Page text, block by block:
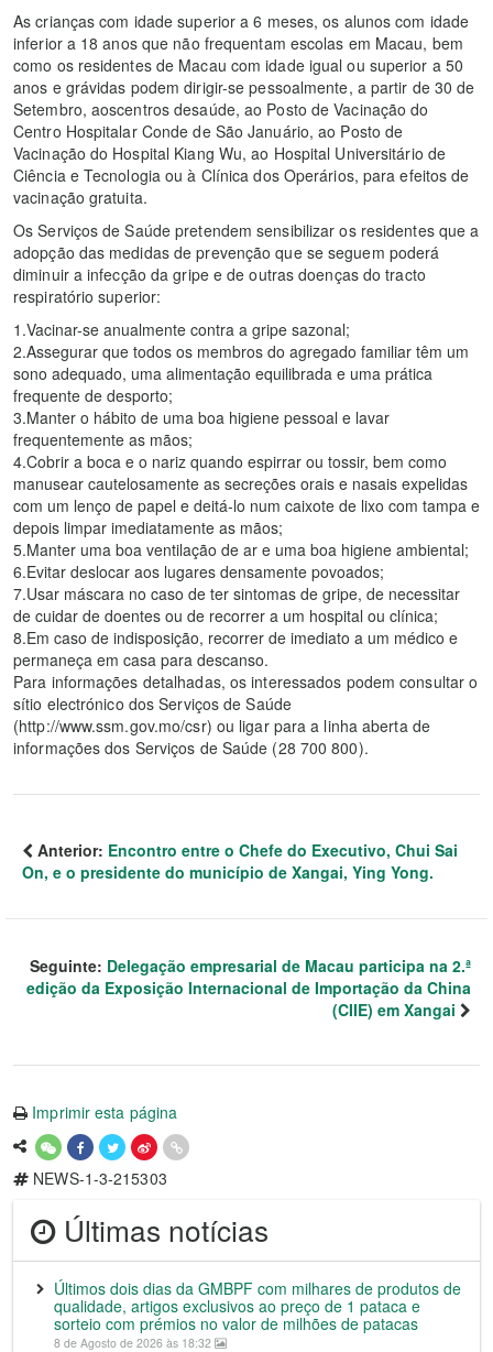
As crianças com idade superior a 6 meses, os alunos com idade
inferior a 18 anos que não frequentam escolas em Macau, bem
como os residentes de Macau com idade igual ou superior a 50
anos e grávidas podem dirigir-se pessoalmente, a partir de 30 de
Setembro, aoscentros desaúde, ao Posto de Vacinação do
Centro Hospitalar Conde de São Januário, ao Posto de
Vacinação do Hospital Kiang Wu, ao Hospital Universitário de
Ciência e Tecnologia ou à Clínica dos Operários, para efeitos de
vacinação gratuita.
Os Serviços de Saúde pretendem sensibilizar os residentes que a
adopção das medidas de prevenção que se seguem poderá
diminuir a infecção da gripe e de outras doenças do tracto
respiratório superior:
1.Vacinar-se anualmente contra a gripe sazonal;
2.Assegurar que todos os membros do agregado familiar têm um
sono adequado, uma alimentação equilibrada e uma prática
frequente de desporto;
3.Manter o hábito de uma boa higiene pessoal e lavar
frequentemente as mãos;
4.Cobrir a boca e o nariz quando espirrar ou tossir, bem como
manusear cautelosamente as secreções orais e nasais expelidas
com um lenço de papel e deitá-lo num caixote de lixo com tampa e
depois limpar imediatamente as mãos;
5.Manter uma boa ventilação de ar e uma boa higiene ambiental;
6.Evitar deslocar aos lugares densamente povoados;
7.Usar máscara no caso de ter sintomas de gripe, de necessitar
de cuidar de doentes ou de recorrer a um hospital ou clínica;
8.Em caso de indisposição, recorrer de imediato a um médico e
permaneça em casa para descanso.
Para informações detalhadas, os interessados podem consultar o
sítio electrónico dos Serviços de Saúde
(http://www.ssm.gov.mo/csr) ou ligar para a linha aberta de
informações dos Serviços de Saúde (28 700 800).
Anterior: Encontro entre o Chefe do Executivo, Chui Sai
On, e o presidente do município de Xangai, Ying Yong.
Seguinte: Delegação empresarial de Macau participa na 2.ª
edição da Exposição Internacional de Importação da China
(CIIE) em Xangai
Imprimir esta página
NEWS-1-3-215303
Últimas notícias
Últimos dois dias da GMBPF com milhares de produtos de
qualidade, artigos exclusivos ao preço de 1 pataca e
sorteio com prémios no valor de milhões de patacas
8 de Agosto de 2026 às 18:32